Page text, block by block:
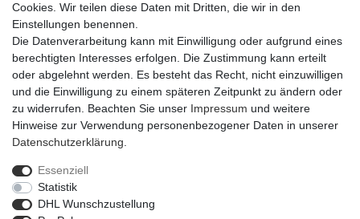
kann und sich leicht abwickeln und bedarfsgerecht portionieren
lässt. Der Draht lässt sich leicht biegen und bleibt in seiner neuen
Form. Er eignet sich daher perfekt zum Basteln und in der
Floristik.
Widerrufs­recht
Cookies. Wir teilen diese Daten mit Dritten, die wir in den
Einstellungen benennen.
Die Datenverarbeitung kann mit Einwilligung oder aufgrund eines
berechtigten Interesses erfolgen. Die Zustimmung kann erteilt
oder abgelehnt werden. Es besteht das Recht, nicht einzuwilligen
und die Einwilligung zu einem späteren Zeitpunkt zu ändern oder
zu widerrufen. Beachten Sie unser Impressum und weitere
Hinweise zur Verwendung personenbezogener Daten in unserer
Daten­schutz­erklärung
Essenziell
Statistik
DHL Wunschzustellung